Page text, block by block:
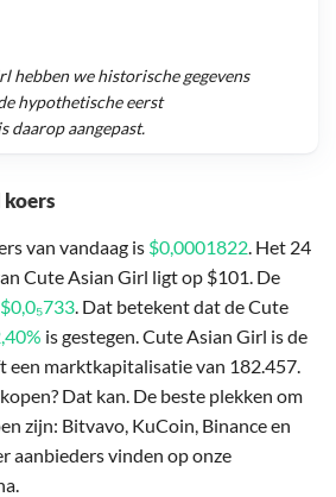
koers
van vandaag is $0,0001822. Het 24
Cute Asian Girl ligt op $101. De
$0,0₅733. Dat betekent dat de Cute
is gestegen. Cute Asian Girl is de
een marktkapitalisatie van 182.457.
Dat kan. De beste plekken om
zijn: Bitvavo, KuCoin, Binance en
aanbieders vinden op onze
hebben we historische gegevens
hypothetische eerst
daarop aangepast.